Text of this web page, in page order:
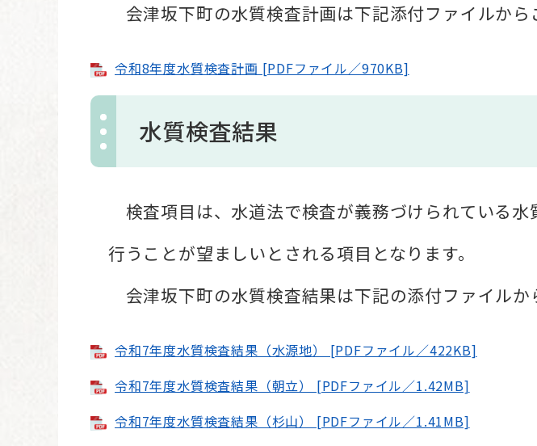
会津坂下町の水質検査計画は下記添付ファイルから
令和8年度水質検査計画 [PDFファイル／970KB]
水質検査結果
検査項目は、水道法で検査が義務づけられている水
行うことが望ましいとされる項目となります。​
会津坂下町の水質検査結果は下記の添付ファイルか
令和7年度水質検査結果（水源地） [PDFファイル／422KB]
令和7年度水質検査結果（朝立） [PDFファイル／1.42MB]
令和7年度水質検査結果（杉山） [PDFファイル／1.41MB]